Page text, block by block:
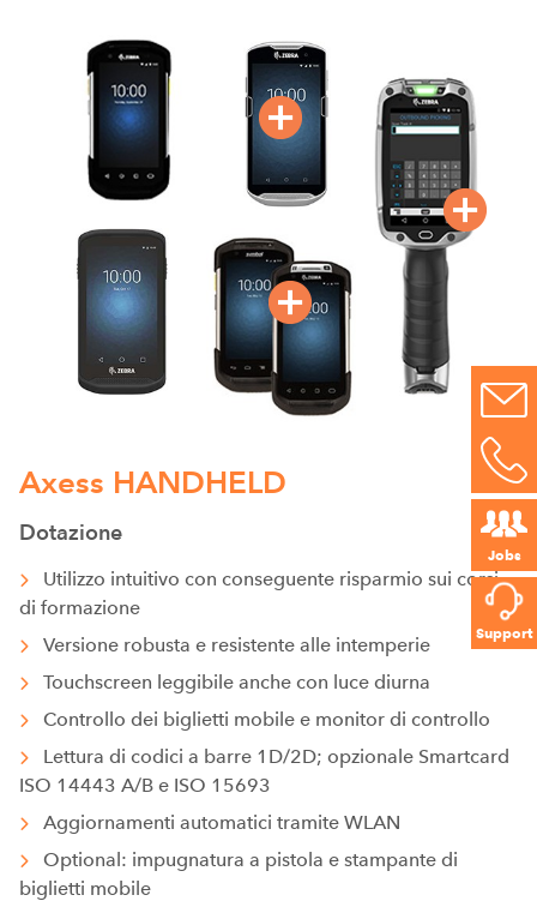
Jobs
Support
Axess HANDHELD
Dotazione
Utilizzo intuitivo con conseguente risparmio sui corsi
di formazione
Versione robusta e resistente alle intemperie
Touchscreen leggibile anche con luce diurna
Controllo dei biglietti mobile e monitor di controllo
Lettura di codici a barre 1D/2D; opzionale Smartcard
ISO 14443 A/B e ISO 15693
Aggiornamenti automatici tramite WLAN
Optional: impugnatura a pistola e stampante di
biglietti mobile